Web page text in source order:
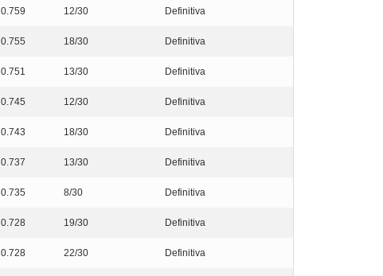
0.759 12/30 Definitiva
0.755 18/30 Definitiva
0.751 13/30 Definitiva
0.745 12/30 Definitiva
0.743 18/30 Definitiva
0.737 13/30 Definitiva
0.735 8/30 Definitiva
0.728 19/30 Definitiva
0.728 22/30 Definitiva